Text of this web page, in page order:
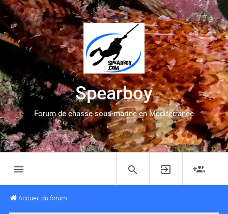
Spearboy
Forum de chasse sous-marine en Méditerranée
Accueil du forum